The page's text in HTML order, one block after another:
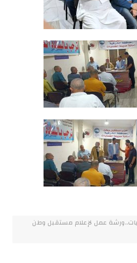
عمل لإعلام مستقبل وطن